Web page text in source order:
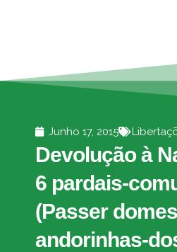
Junho 17, 2015
Devolução à
6 pardais-
(Passer
andorinhas-